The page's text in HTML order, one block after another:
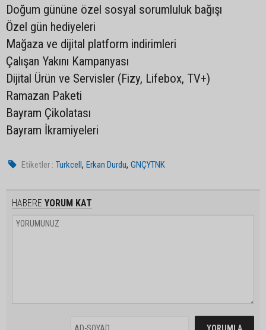
Doğum gününe özel sosyal sorumluluk bağışı
Özel gün hediyeleri
Mağaza ve dijital platform indirimleri
Çalışan Yakını Kampanyası
Dijital Ürün ve Servisler (Fizy, Lifebox, TV+)
Ramazan Paketi
Bayram Çikolatası
Bayram İkramiyeleri
Etiketler : Turkcell,Erkan Durdu,GNÇYTNK
HABERE YORUM KAT